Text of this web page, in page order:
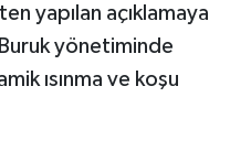
yapılan açıklamaya
yönetiminde
ısınma ve koşu